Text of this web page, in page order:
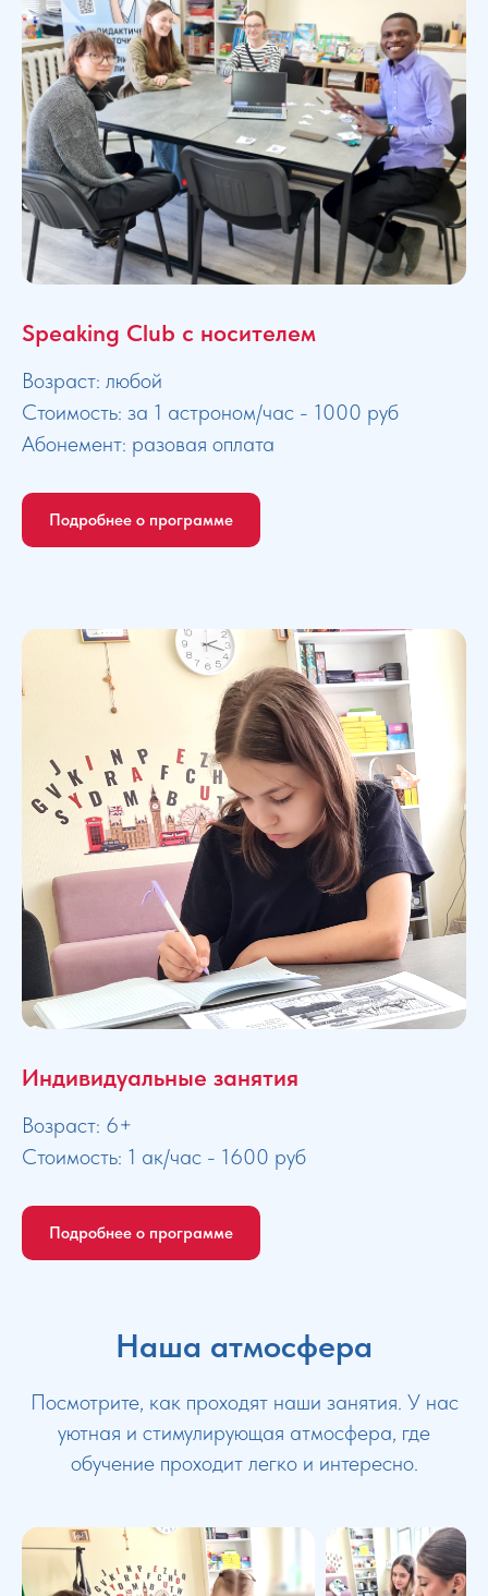
Speaking Club с носителем
Возраст: любой
Стоимость: за 1 астроном/час - 1000 руб
Абонемент: разовая оплата
Подробнее о программе
Индивидуальные занятия
Возраст: 6+
Стоимость: 1 ак/час - 1600 руб
Подробнее о программе
Наша атмосфера
Посмотрите, как проходят наши занятия. У нас
уютная и стимулирующая атмосфера, где
обучение проходит легко и интересно.